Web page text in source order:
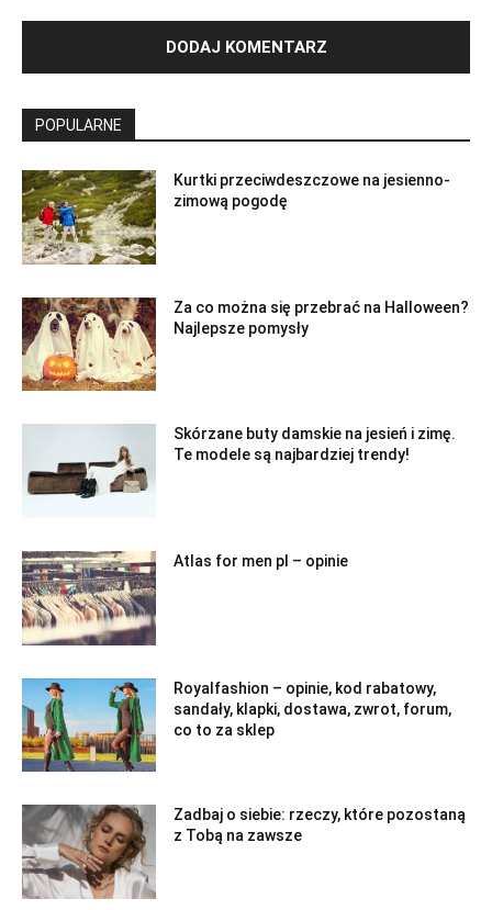
POPULARNE
Kurtki przeciwdeszczowe na jesienno-
zimową pogodę
Za co można się przebrać na Halloween?
Najlepsze pomysły
Skórzane buty damskie na jesień i zimę.
Te modele są najbardziej trendy!
Atlas for men pl – opinie
Royalfashion – opinie, kod rabatowy,
sandały, klapki, dostawa, zwrot, forum,
co to za sklep
Zadbaj o siebie: rzeczy, które pozostaną
z Tobą na zawsze